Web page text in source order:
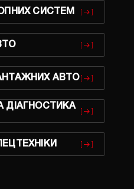
СИСТЕМ
АВТО
ДІАГНОСТИКА